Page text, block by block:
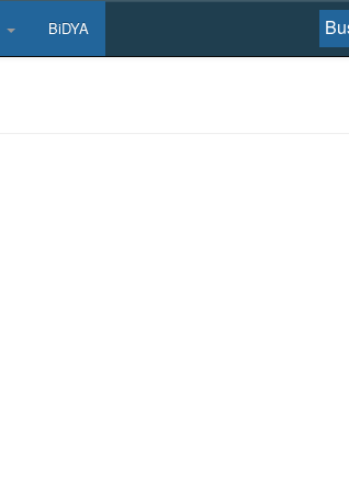
BiDYA